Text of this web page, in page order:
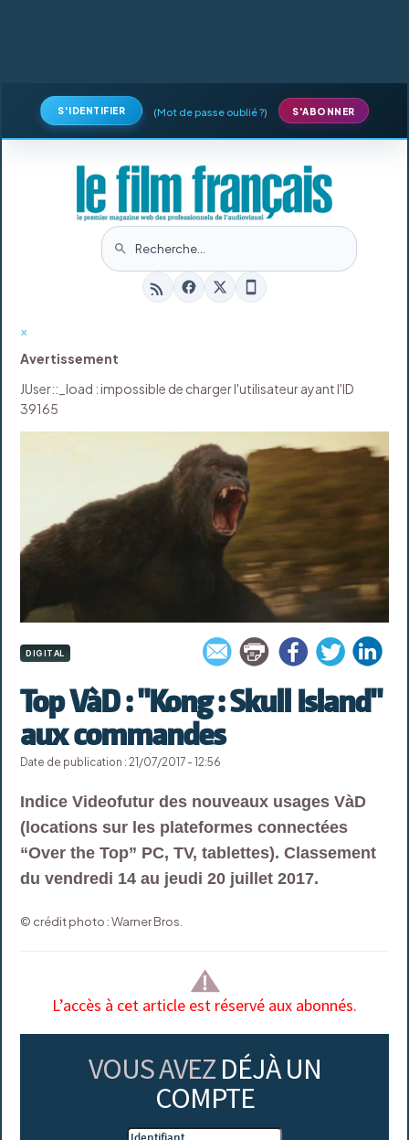
S'IDENTIFIER (Mot de passe oublié ?) S'ABONNER
×
Avertissement
JUser::_load : impossible de charger l'utilisateur ayant l'ID
39165
DIGITAL
Top VàD : "Kong : Skull Island"
aux commandes
Date de publication : 21/07/2017 - 12:56
Indice Videofutur des nouveaux usages VàD
(locations sur les plateformes connectées
“Over the Top” PC, TV, tablettes). Classement
du vendredi 14 au jeudi 20 juillet 2017.
© crédit photo : Warner Bros.
L’accès à cet article est réservé aux abonnés.
VOUS AVEZ DÉJÀ UN
COMPTE